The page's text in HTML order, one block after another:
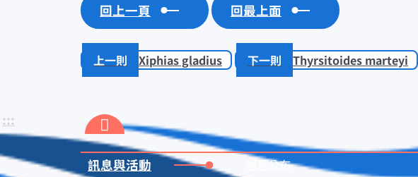
回上一頁 回最上面
Xiphias gladius Thyrsitoides marteyi
:::
訊息與活動
消息公布